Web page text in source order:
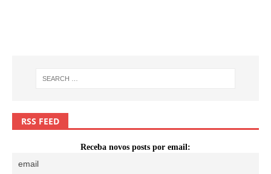
RSS FEED
Receba novos posts por email: